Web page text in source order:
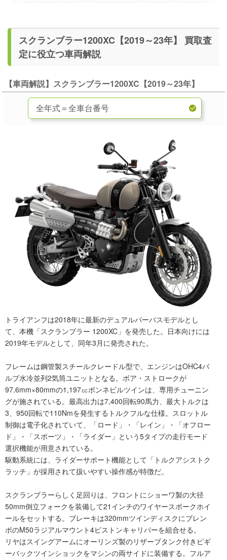
スクランブラー1200XC【2019～23年】 買取査
定に役立つ車両解説
【車両解説】スクランブラー1200XC【2019～23年】
トライアンフは2018年に最新のデュアルパーパスモデルとし
て、本機「スクランブラー 1200XC」を発売した。日本向けには
2019年モデルとして、同年3月に発売された。
フレームは鋼管製スチールクレードル型で、エンジンはOHC4バ
ルブ水冷並列2気筒ユニットとなる。ボア・ストロークが
97.6mm×80mmの1,197㏄ボンネビルツインは、専用チューニン
グが施されている。最高出力は7,400回転90馬力、最大トルクは
3、950回転で110Nmを発生するトルクフルな仕様。スロットル
制御は電子化されていて、「ロード」・「レイン」・「オフロー
ド」・「スポーツ」・「ライダー」という5タイプの走行モード
選択機能が用意されている。
駆動系統には、ライダーサポート機能として「トルクアシストク
ラッチ」が採用されて扱いやすい操作感が特徴だ。
スクランブラーらしく足回りは、フロントにショーワ製の大径
50mm倒立フォークを装備して21インチのワイヤースポークホイ
ールをセットする。ブレーキは320mmツインディスクにブレン
ボのM50ラジアルマウント4ピストンキャリパーを組合せる。
リヤはスイングアームにオーリンズ製のリザーブタンク付きピギ
ーバックツインショックをマシンの両サイドに装備する。フルア